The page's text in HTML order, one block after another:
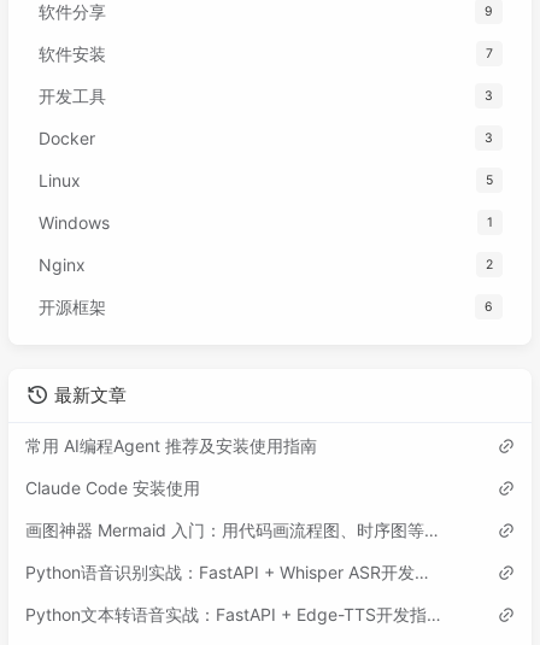
软件分享 9
软件安装 7
开发工具 3
Docker 3
Linux 5
Windows 1
Nginx 2
开源框架 6
最新文章
常用 AI编程Agent 推荐及安装使用指南
Claude Code 安装使用
画图神器 Mermaid 入门：用代码画流程图、时序图等各类图表
Python语音识别实战：FastAPI + Whisper ASR开发指南
Python文本转语音实战：FastAPI + Edge-TTS开发指南